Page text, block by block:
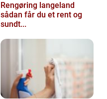
Rengøring langeland
sådan får du et rent og
sundt...